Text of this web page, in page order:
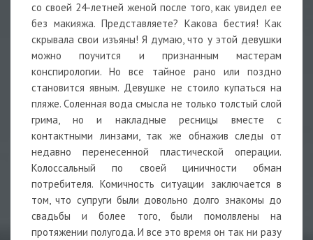
со своей 24-летней женой после того, как увидел ее
без макияжа. Представляете? Какова бестия! Как
скрывала свои изъяны! Я думаю, что у этой девушки
можно поучится и признанным мастерам
конспирологии. Но все тайное рано или поздно
становится явным. Девушке не стоило купаться на
пляже. Соленная вода смысла не только толстый слой
грима, но и накладные ресницы вместе с
контактными линзами, так же обнажив следы от
недавно перенесенной пластической операции.
Колоссальный по своей циничности обман
потребителя. Комичность ситуации заключается в
том, что супруги были довольно долго знакомы до
свадьбы и более того, были помолвлены на
протяжении полугода. И все это время он так ни разу